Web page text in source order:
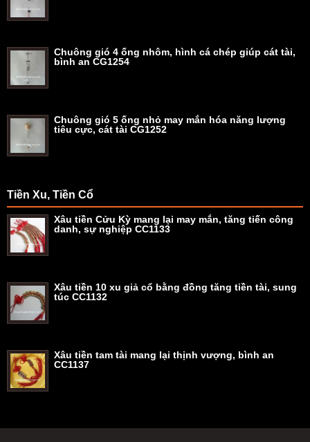
Chuông gió 4 ống nhôm, hình cá chép giúp cát tài,
bình an CG1254
Chuông gió 5 ống nhỏ may mắn hóa năng lượng
tiêu cực, cát tài CG1252
Tiền Xu, Tiền Cổ
Xâu tiền Cửu Kỳ mang lại may mắn, tăng tiến công
danh, sự nghiệp CC1133
Xâu tiền 10 xu giả cổ bằng đồng tăng tiền tài, sung
túc CC1132
Xâu tiền tam tài mang lại thịnh vượng, bình an
CC1137